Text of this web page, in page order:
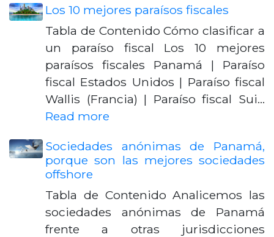
Los 10 mejores paraísos fiscales
Tabla de Contenido Cómo clasificar a
un paraíso fiscal Los 10 mejores
paraísos fiscales Panamá | Paraíso
fiscal Estados Unidos | Paraíso fiscal
Wallis (Francia) | Paraíso fiscal Sui…
Read more
Sociedades anónimas de Panamá,
porque son las mejores sociedades
offshore
Tabla de Contenido Analicemos las
sociedades anónimas de Panamá
frente a otras jurisdicciones